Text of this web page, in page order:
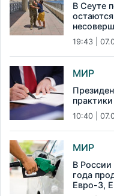
В Сеуте
19:43 |
МИР
10:40 |
МИР
В
года
Евро-3,